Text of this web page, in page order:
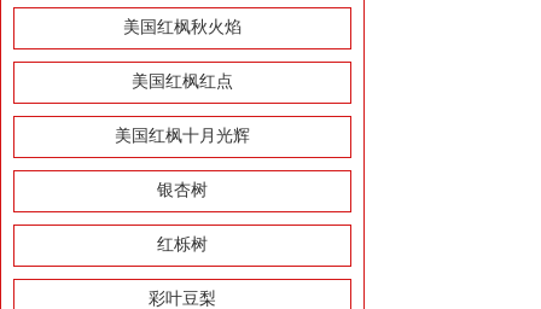
美国红枫秋火焰
美国红枫红点
美国红枫十月光辉
银杏树
红栎树
彩叶豆梨